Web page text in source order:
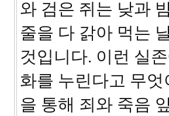
와 검은 쥐는 낮과
줄을 다 갉아 먹는
것입니다. 이런 실
화를 누린다고 무
을 통해 죄와 죽음